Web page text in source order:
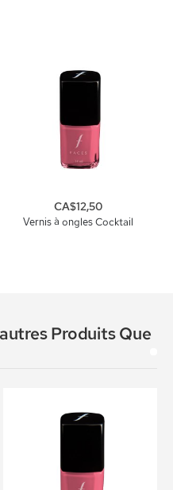
Vernis à ongles Cocktail
CA$12,50
Produits Que